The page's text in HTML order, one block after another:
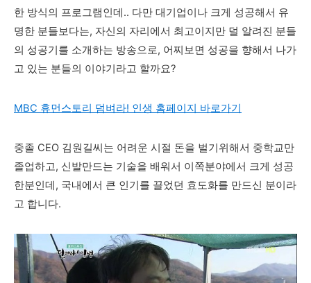
한 방식의 프로그램인데.. 다만 대기업이나 크게 성공해서 유
명한 분들보다는, 자신의 자리에서 최고이지만 덜 알려진 분들
의 성공기를 소개하는 방송으로, 어찌보면 성공을 향해서 나가
고 있는 분들의 이야기라고 할까요?
MBC 휴먼스토리 덤벼라! 인생 홈페이지 바로가기
중졸 CEO 김원길씨는 어려운 시절 돈을 벌기위해서 중학교만
졸업하고, 신발만드는 기술을 배워서 이쪽분야에서 크게 성공
한분인데, 국내에서 큰 인기를 끌었던 효도화를 만드신 분이라
고 합니다.